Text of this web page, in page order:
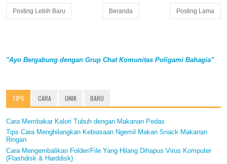
Posting Lebih Baru Posting Lama
Beranda
"Ayo Bergabung dengan Grup Chat Komunitas Poligami Bahagia"
TIPS CARA UNIK BARU
Cara Membakar Kalori Tubuh dengan Makanan Pedas
Tips Cara Menghilangkan Kebiasaan Ngemil Makan Snack Makanan
Ringan
Cara Mengembalikan Folder/File Yang Hilang Dihapus Virus Komputer
(Flashdisk & Harddisk)